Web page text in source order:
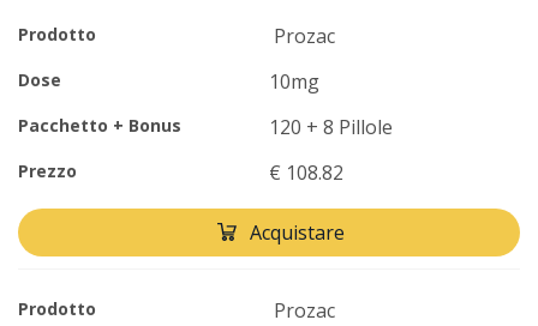
Prodotto Prozac
Dose 10mg
Pacchetto + Bonus 120 + 8 Pillole
Prezzo € 108.82
Acquistare
Prodotto Prozac